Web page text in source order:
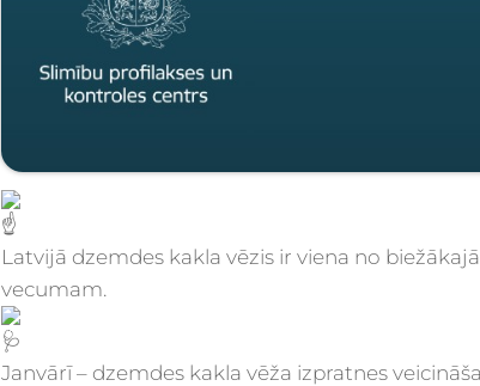
Latvijā dzemdes kakla vēzis ir viena no
vecumam.
Janvārī – dzemdes kakla vēža izpratnes